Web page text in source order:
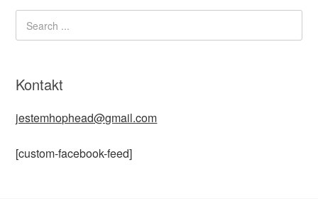
Kontakt
jestemhophead@gmail.com
[custom-facebook-feed]